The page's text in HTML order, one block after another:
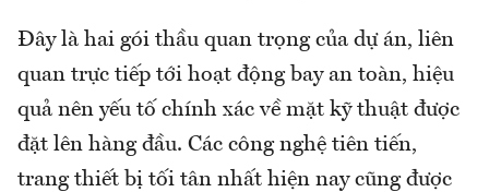
Đây là hai gói thầu quan trọng của dự án, liên
quan trực tiếp tới hoạt động bay an toàn, hiệu
quả nên yếu tố chính xác về mặt kỹ thuật được
đặt lên hàng đầu. Các công nghệ tiên tiến,
trang thiết bị tối tân nhất hiện nay cũng được